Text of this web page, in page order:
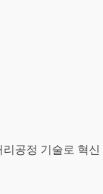
공정 기술로 혁신